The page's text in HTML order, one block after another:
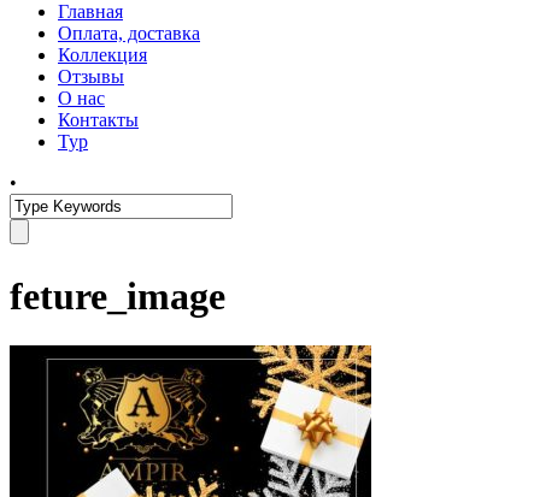
Главная
Оплата, доставка
Коллекция
Отзывы
О нас
Контакты
Тур
•
feture_image